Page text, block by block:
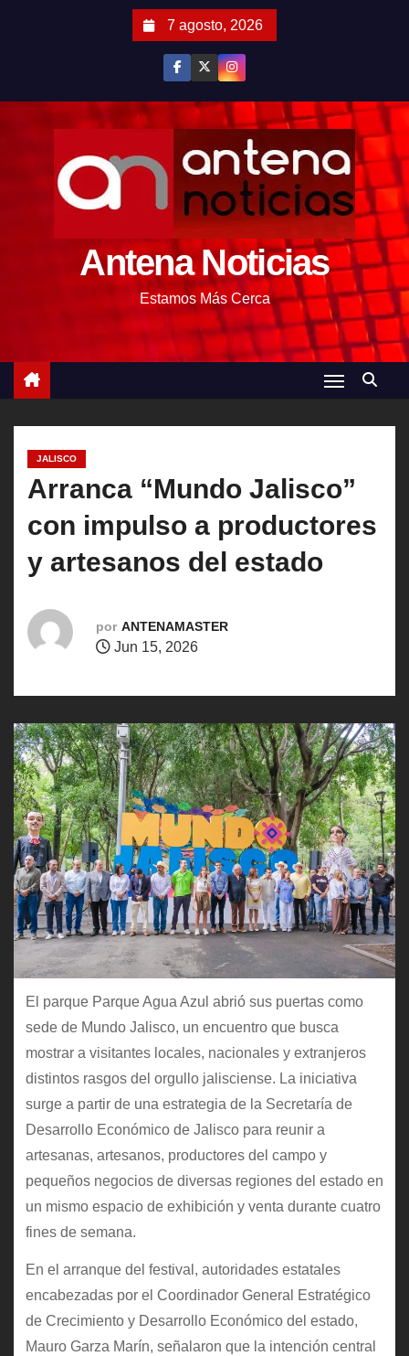
7 agosto, 2026
Antena Noticias
Estamos Más Cerca
JALISCO
Arranca “Mundo Jalisco”
con impulso a productores
y artesanos del estado
por ANTENAMASTER
Jun 15, 2026
El parque Parque Agua Azul abrió sus puertas como
sede de Mundo Jalisco, un encuentro que busca
mostrar a visitantes locales, nacionales y extranjeros
distintos rasgos del orgullo jalisciense. La iniciativa
surge a partir de una estrategia de la Secretaría de
Desarrollo Económico de Jalisco para reunir a
artesanas, artesanos, productores del campo y
pequeños negocios de diversas regiones del estado en
un mismo espacio de exhibición y venta durante cuatro
fines de semana.
En el arranque del festival, autoridades estatales
encabezadas por el Coordinador General Estratégico
de Crecimiento y Desarrollo Económico del estado,
Mauro Garza Marín, señalaron que la intención central